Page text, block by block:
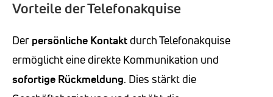
Vorteile der Telefonakquise
Der persönliche Kontaktdurch Telefonakquise
ermöglicht eine direkte Kommunikation und
sofortige Rückmeldung. Dies stärkt die